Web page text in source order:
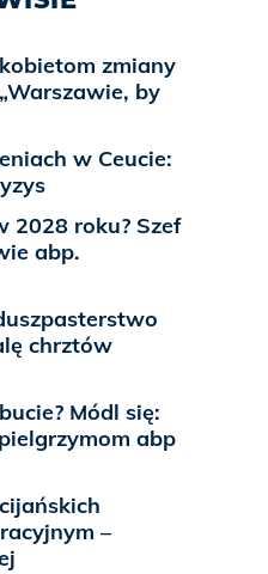
zmiany
by
w Ceucie:
2028 roku? Szef
abp.
chrztów
Módl się:
abp
–